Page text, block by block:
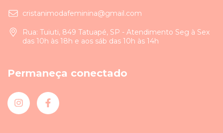
cristanimodafeminina@gmail.com
Rua: Tuiuti, 849 Tatuapé, SP - Atendimento Seg à Sex
das 10h às 18h e aos sáb das 10h às 14h
Permaneça conectado